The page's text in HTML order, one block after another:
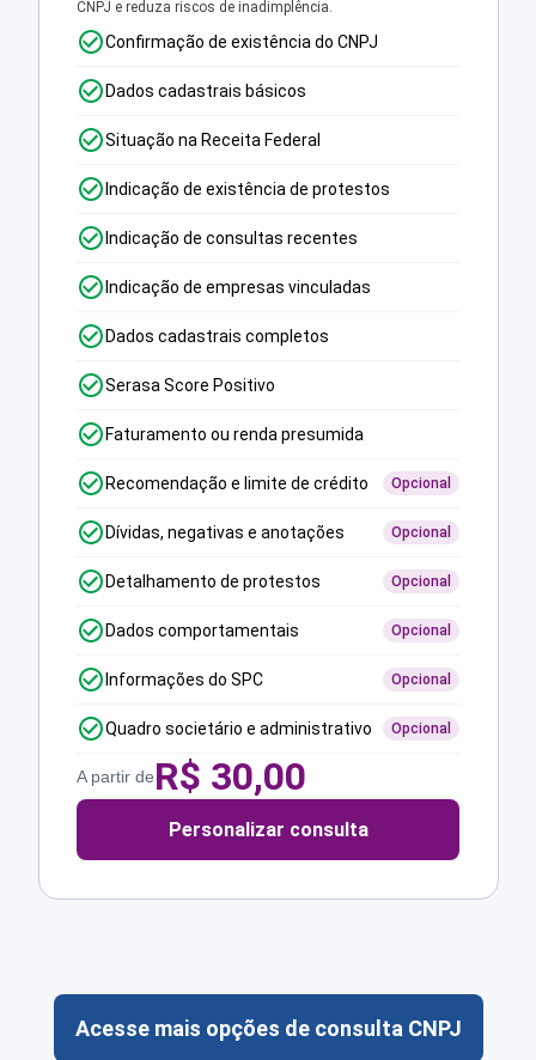
CNPJ e reduza riscos de inadimplência.
Confirmação de existência do CNPJ
Dados cadastrais básicos
Situação na Receita Federal
Indicação de existência de protestos
Indicação de consultas recentes
Indicação de empresas vinculadas
Dados cadastrais completos
Serasa Score Positivo
Faturamento ou renda presumida
Recomendação e limite de crédito Opcional
Dívidas, negativas e anotações Opcional
Detalhamento de protestos Opcional
Dados comportamentais Opcional
Informações do SPC Opcional
Quadro societário e administrativo Opcional
A partir deR$ 30,00
Personalizar consulta
Acesse mais opções de consulta CNPJ